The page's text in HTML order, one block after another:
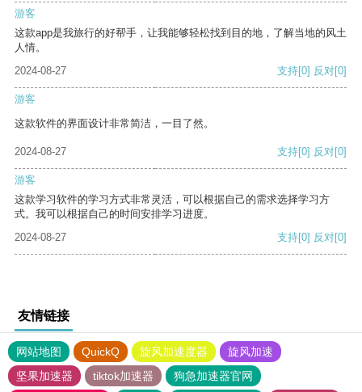
游客
这款app是我旅行的好帮手，让我能够轻松找到目的地，了解当地的风土
人情。
2024-08-27
支持[0] 反对[0]
游客
这款软件的界面设计非常简洁，一目了然。
2024-08-27 支持[0] 反对[0]
游客
这款学习软件的学习方式非常灵活，可以根据自己的需求选择学习方
式。我可以根据自己的时间安排学习进度。
2024-08-27
支持[0] 反对[0]
友情链接
网站地图 QuickQ 旋风加速度器
旋风加速
坚果加速器
tiktok加速器
狗急加速器官网